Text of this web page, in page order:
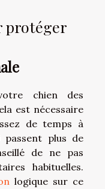
protéger
chien des
est nécessaire
de temps à
passent plus de
de ne pas
habituelles.
logique sur ce